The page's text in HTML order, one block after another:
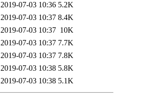
2019-07-03 10:36 5.2K
2019-07-03 10:37 8.4K
2019-07-03 10:37 10K
2019-07-03 10:37 7.7K
2019-07-03 10:37 7.8K
2019-07-03 10:38 5.8K
2019-07-03 10:38 5.1K